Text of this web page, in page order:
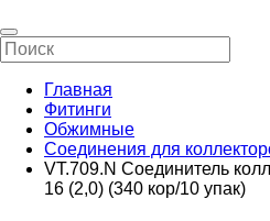
Главная
Фитинги
Обжимные
Соединения для
VT.709.N Соединитель
16 (2,0) (340 кор/10 упак)